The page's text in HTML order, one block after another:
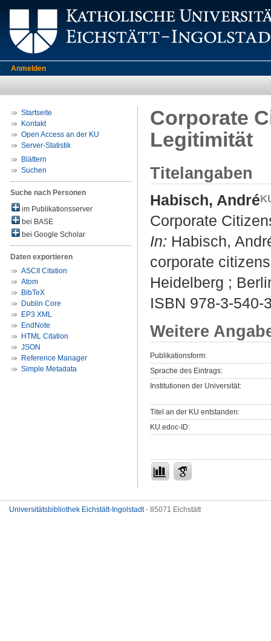
Anmelden
Startseite
Kontakt
Open Access an der KU
Server-Statistik
Blättern
Suchen
Suche nach Personen
im Publikationsserver
bei BASE
bei Google Scholar
Daten exportieren
ASCII Citation
Atom
BibTeX
Dublin Core
EP3 XML
EndNote
HTML Citation
JSON
Reference Manager
Simple Metadata
Corporate
Legitimität
Titelangaben
Habisch, André
Corporate
In: Habisch,
corporate
Heidelberg ;
ISBN 978-3-540-
Weitere
Publikationsform:
Sprache des Eintrags:
Institutionen der Universität:
Titel an der KU entstanden:
KU.edoc-ID:
Universitätsbibliothek Eichstätt-Ingolstadt- 85071 Eichstätt